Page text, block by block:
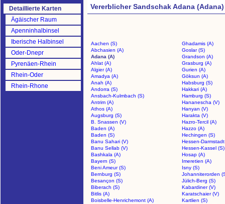
Detaillierte Karten
Ägäischer Raum
Apenninhalbinsel
Iberische Halbinsel
Oder-Dnepr
Pyrenäen-Rhein
Rhein-Oder
Rhein-Rhone
Vererblicher Sandschak Adana (Adana)
Aachen (S)
Ghadamis (A)
Abchasien (A)
Goslar (S)
Adana (A)
Grandson (A)
Ahlat (A)
Grasburg (A)
Algier (A)
Gurien (A)
Amadya (A)
Göksun (A)
Anah (A)
Habsburg (S)
Andorra (S)
Hakkari (A)
Ansbach-Kulmbach (S)
Hamburg (S)
Antrim (A)
Hananescha (V)
Athos (A)
Hanyan (V)
Augsburg (S)
Harakta (V)
B. Snassen (V)
Hazro-Tercil (A)
Baden (A)
Hazzo (A)
Baden (S)
Hechingen (S)
Banu Sahari (V)
Hessen-
Banu Sellab (V)
Hessen-Kassel (S)
Bashkala (A)
Hosap (A)
Bayern (S)
Imeretien (A)
Beni Ameur (S)
Isny (S)
Bernburg (S)
Johanniterorden
Besançon (S)
Jülich-Berg (S)
Biberach (S)
Kabardiner (V)
Bitlis (A)
Karatschaier (V)
Boisbelle-Henrichemont (A)
Kartlien (S)